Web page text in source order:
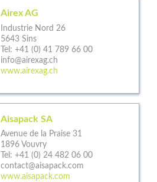
Airex AG
Industrie Nord 26
5643 Sins
Tel: +41 (0) 41 789 66 00
info@airexag.ch
www.airexag.ch
Aisapack SA
Avenue de la Praise 31
1896 Vouvry
Tel: +41 (0) 24 482 06 00
contact@aisapack.com
www.aisapack.com